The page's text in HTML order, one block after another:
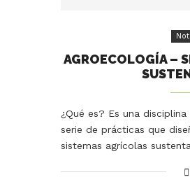
AGROECOLOGÍA –
¿Qué es? Es una
serie de prácticas que
sistemas agrícolas